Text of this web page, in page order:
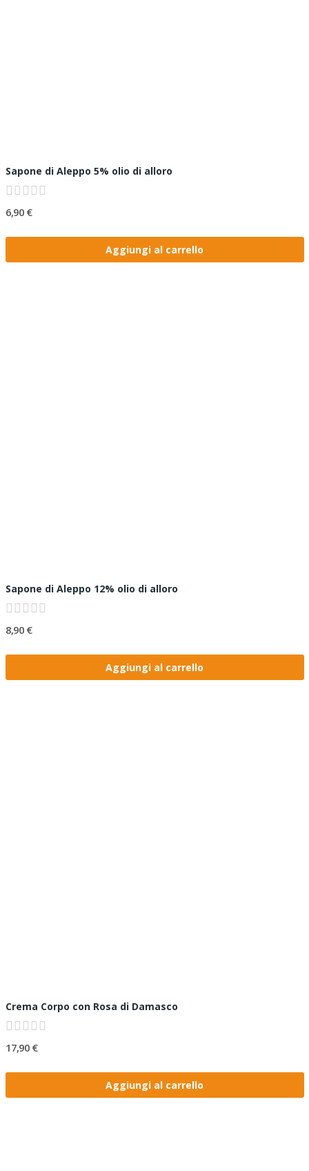
Sapone di Aleppo 5% olio di alloro
6,90 €
Aggiungi al carrello
Sapone di Aleppo 12% olio di alloro
8,90 €
Aggiungi al carrello
Crema Corpo con Rosa di Damasco
17,90 €
Aggiungi al carrello